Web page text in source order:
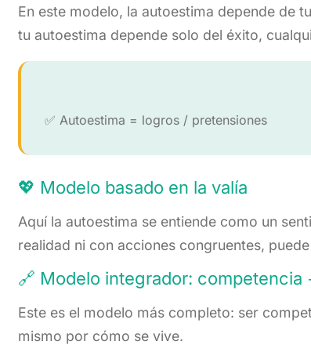
En este modelo, la autoestima depende de
tu autoestima depende solo del éxito,
✅ Autoestima = logros / pretensiones
💖 Modelo basado en la valía
Aquí la autoestima se entiende como un
realidad ni con acciones congruentes,
🔗 Modelo integrador: competencia
Este es el modelo más completo: ser
mismo por cómo se vive.